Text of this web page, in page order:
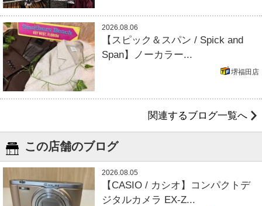
2026.08.06
【スピック＆スパン / Spick and
Span】ノーカラー...
堺福田店
関連するブログ一覧へ
この店舗のブログ
2026.08.05
【CASIO / カシオ】コンパクトデ
ジタルカメラ EX-Z...